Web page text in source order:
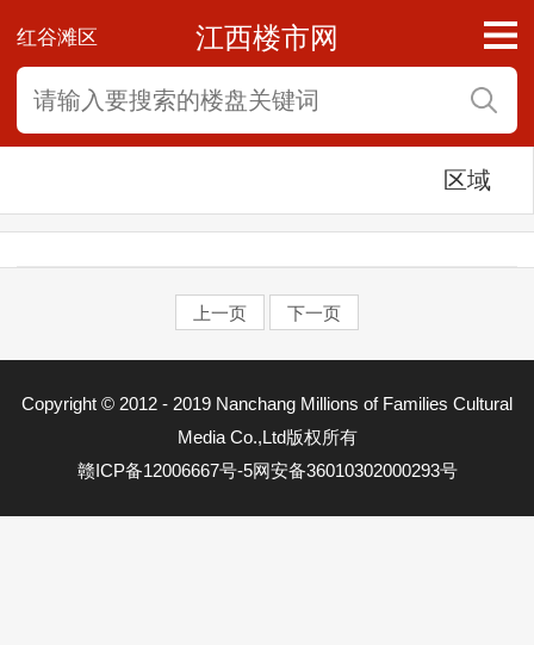
红谷滩区 江西楼市网
区域
上一页 下一页
Copyright © 2012 - 2019 Nanchang Millions of Families Cultural
Media Co.,Ltd版权所有
赣ICP备12006667号-5网安备36010302000293号
东湖区
西湖区